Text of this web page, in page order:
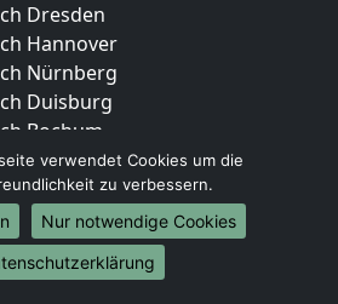
Dresden
Hannover
Nürnberg
Duisburg
Bochum
Wuppertal
Bielefeld
Bonn
Münster
verwendet Cookies um die
zu verbessern.
Nur notwendige Cookies